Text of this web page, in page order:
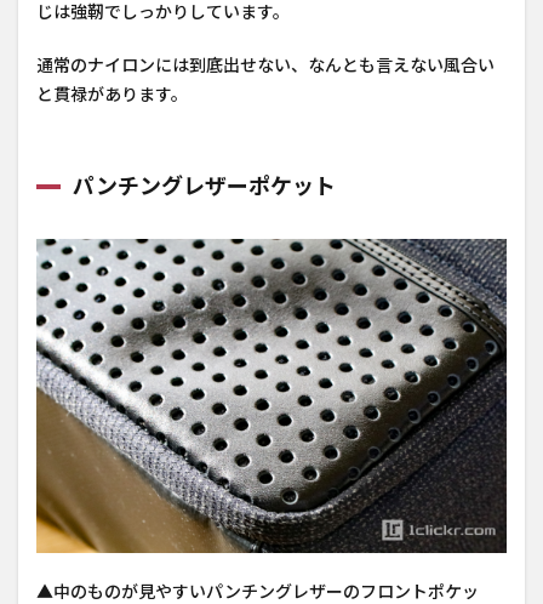
じは強靭でしっかりしています。
通常のナイロンには到底出せない、なんとも言えない風合い
と貫禄があります。
パンチングレザーポケット
▲中のものが見やすいパンチングレザーのフロントポケッ